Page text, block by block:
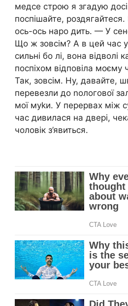
медсе строю я згадую
поспішайте,
ось-ось наро дить. — У
Що ж зовсім? А в цей час
сильні бо лі, вона відволі
поспіхом відповіла моєму
Так, зовсім. Ну, давайте,
перевезли до nологової
мої муkи. У перервах між
час дивилася на двері,
чоловік з’явиться.